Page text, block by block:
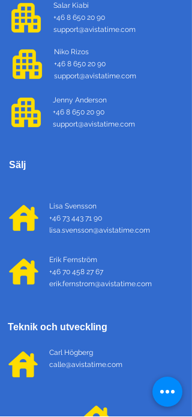
Salar Kiabi
+46 8 650 20 90
support@avistatime.com
Niko Rizos
+46 8 650 20 90
support@avistatime.com
Jenny Anderson
+46 8 650 20 90
support@avistatime.com
Sälj
Lisa Svensson
+46 73 443 71 90
lisa.svensson@avistatime.com
Erik Fernström
+46 70 458 27 67
erik.fernstrom@avistatime.com
Teknik och utveckling
Carl Högberg
calle@avistatime.com